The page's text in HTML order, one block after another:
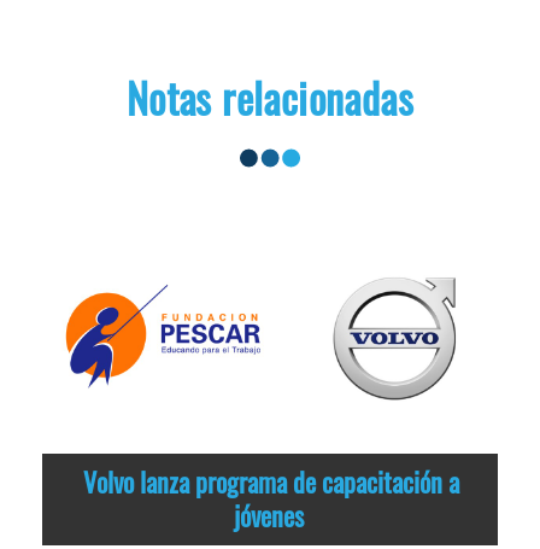
Notas relacionadas
Volvo lanza programa de capacitación a
jóvenes